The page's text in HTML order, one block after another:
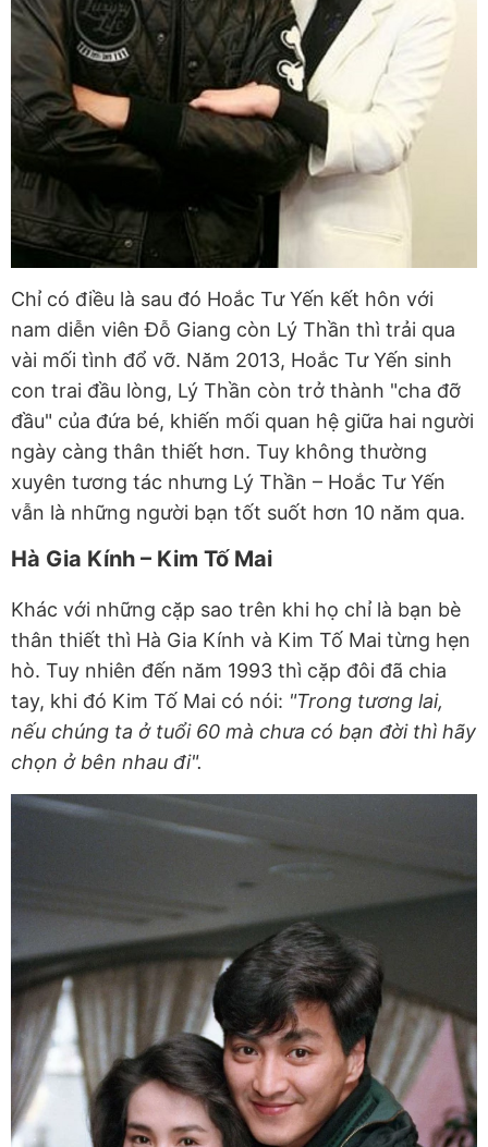
Chỉ có điều là sau đó Hoắc Tư Yến kết hôn với
nam diễn viên Đỗ Giang còn Lý Thần thì trải qua
vài mối tình đổ vỡ. Năm 2013, Hoắc Tư Yến sinh
con trai đầu lòng, Lý Thần còn trở thành "cha đỡ
đầu" của đứa bé, khiến mối quan hệ giữa hai người
ngày càng thân thiết hơn. Tuy không thường
xuyên tương tác nhưng Lý Thần – Hoắc Tư Yến
vẫn là những người bạn tốt suốt hơn 10 năm qua.
Hà Gia Kính – Kim Tố Mai
Khác với những cặp sao trên khi họ chỉ là bạn bè
thân thiết thì Hà Gia Kính và Kim Tố Mai từng hẹn
hò. Tuy nhiên đến năm 1993 thì cặp đôi đã chia
tay, khi đó Kim Tố Mai có nói: "Trong tương lai,
nếu chúng ta ở tuổi 60 mà chưa có bạn đời thì hãy
chọn ở bên nhau đi".